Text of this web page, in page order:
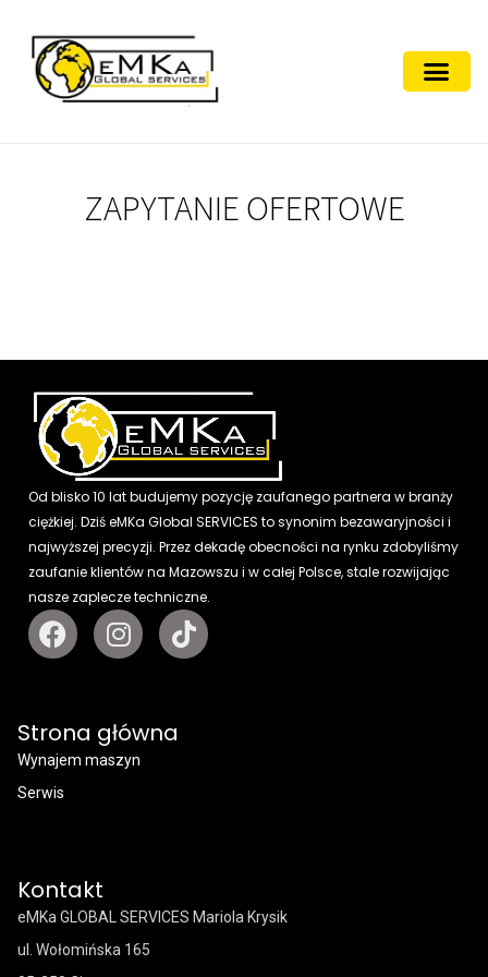
ZAPYTANIE OFERTOWE
Od blisko 10 lat budujemy pozycję zaufanego partnera w branży
ciężkiej. Dziś eMKa Global SERVICES to synonim bezawaryjności i
najwyższej precyzji. Przez dekadę obecności na rynku zdobyliśmy
zaufanie klientów na Mazowszu i w całej Polsce, stale rozwijając
nasze zaplecze techniczne.
Strona główna
Wynajem maszyn
Serwis
Kontakt
eMKa GLOBAL SERVICES Mariola Krysik
ul. Wołomińska 165